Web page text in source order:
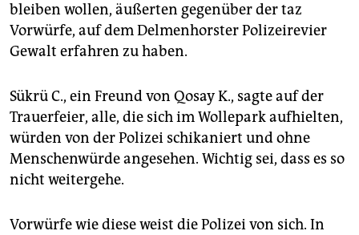
bleiben wollen, äußerten gegenüber der taz
Vorwürfe, auf dem Delmenhorster Polizeirevier
Gewalt erfahren zu haben.
Sükrü C., ein Freund von Qosay K., sagte auf der
Trauerfeier, alle, die sich im Wollepark aufhielten,
würden von der Polizei schikaniert und ohne
Menschenwürde angesehen. Wichtig sei, dass es so
nicht weitergehe.
Vorwürfe wie diese weist die Polizei von sich. In